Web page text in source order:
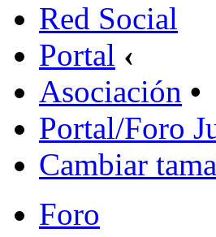
Red Social
Portal ‹
Asociación •
Portal/Foro
Cambiar
Foro